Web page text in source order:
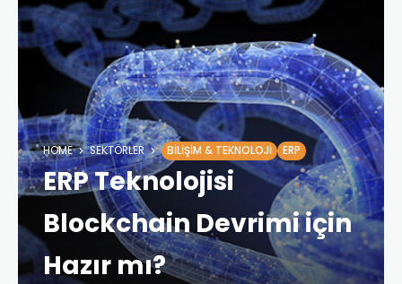
HOME SEKTÖRLER BILIŞIM & TEKNOLOJI ERP
ERP Teknolojisi
Blockchain Devrimi için
Hazır mı?